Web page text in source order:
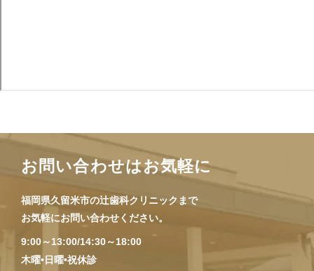
お問い合わせはお気軽に
福岡県久留米市の辻歯科クリニックまで
お気軽にお問い合わせください。
9:00～13:00/14:30～18:00
木曜•日曜•祝休診